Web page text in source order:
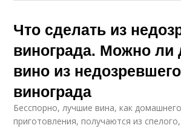
Что сделать из
винограда. Можно ли
вино из недозревшего
винограда
Бесспорно, лучшие вина, как
приготовления, получаются из